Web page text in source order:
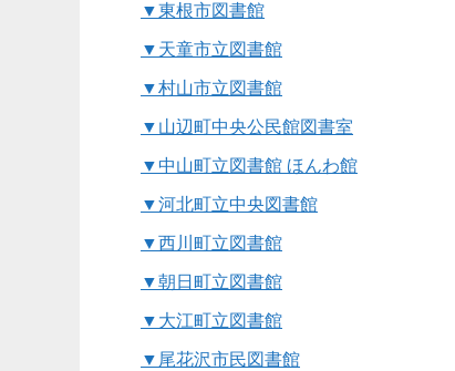
▼東根市図書館
▼天童市立図書館
▼村山市立図書館
▼山辺町中央公民館図書室
▼中山町立図書館 ほんわ館
▼河北町立中央図書館
▼西川町立図書館
▼朝日町立図書館
▼大江町立図書館
▼尾花沢市民図書館